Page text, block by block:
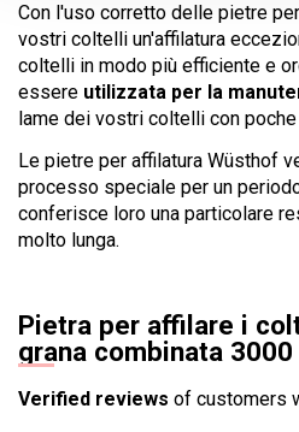
Con l'uso corretto delle pietre
vostri coltelli un'affilatura
coltelli in modo più efficiente e
essere utilizzata per la
lame dei vostri coltelli con
Le pietre per affilatura Wüsthof
processo speciale per un
conferisce loro una particolare
molto lunga.
Pietra per affilare i
grana combinata
Verified reviews of customers